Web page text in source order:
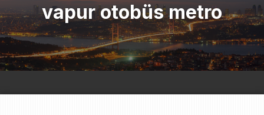
vapur otobüs metro